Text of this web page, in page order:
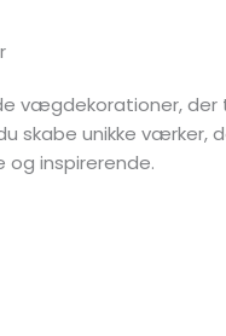
vægdekorationer,
skabe unikke
og inspirerende.